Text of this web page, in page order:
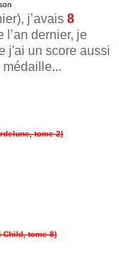
j’avais 8
l’an dernier, je
j'ai un score aussi
tome 2)
Child, tome 8)